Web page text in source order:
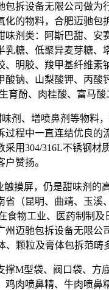
拆设备无限公司做
的物料，合肥迈驰
剂类：阿斯巴甜、
糖、低聚异麦芽糖
明胶、羧甲基纤维
钠、山梨酸钾、丙
酚、肉桂酸、富马酸
、增喷鼻剂等物料
程中一直连结优良
用304/316L不锈钢
赞扬。
屏，仍是甜味剂的
（昆明、曲靖、玉
物工业、医药制制
迈驰包拆设备无限
颗粒及膏体包拆范畴
型袋、阀口袋、方
肉喷鼻精、牛肉喷